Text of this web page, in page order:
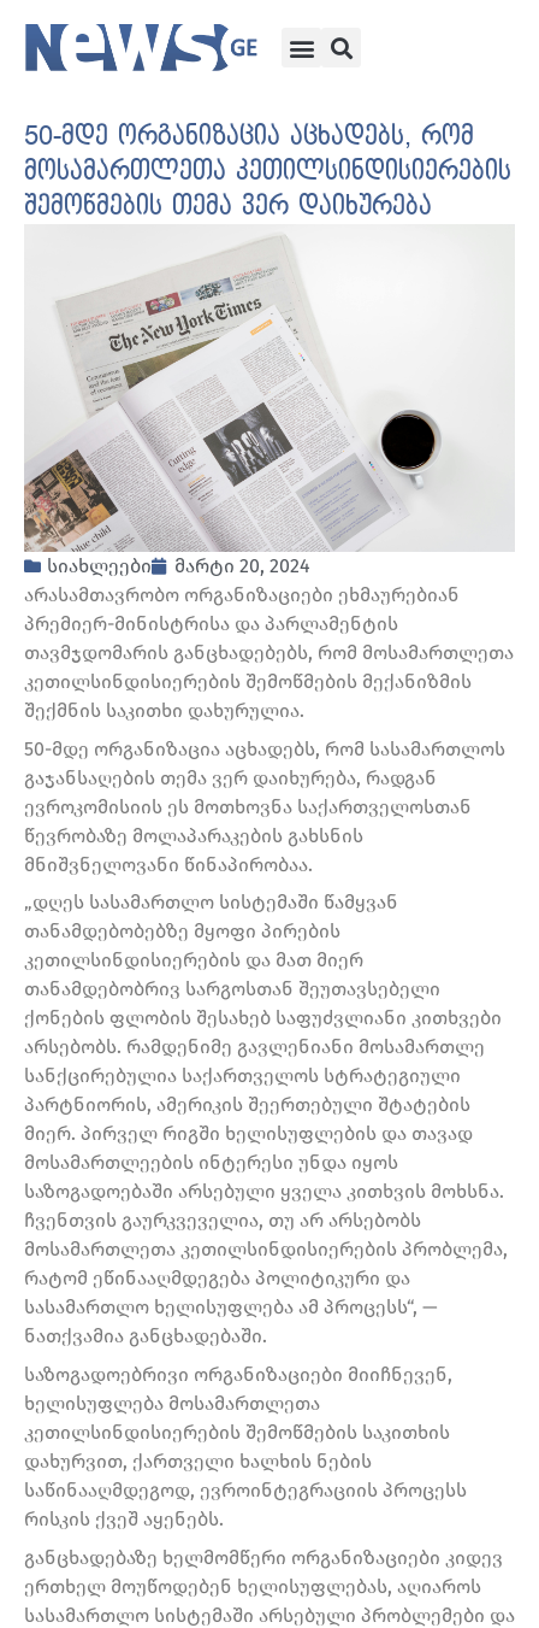
50-მდე ორგანიზაცია აცხადებს, რომ
მოსამართლეთა კეთილსინდისიერების
შემოწმების თემა ვერ დაიხურება
სიახლეები
მარტი 20, 2024
არასამთავრობო ორგანიზაციები ეხმაურებიან
პრემიერ-მინისტრისა და პარლამენტის
თავმჯდომარის განცხადებებს, რომ მოსამართლეთა
კეთილსინდისიერების შემოწმების მექანიზმის
შექმნის საკითხი დახურულია.
50-მდე ორგანიზაცია აცხადებს, რომ სასამართლოს
გაჯანსაღების თემა ვერ დაიხურება, რადგან
ევროკომისიის ეს მოთხოვნა საქართველოსთან
წევრობაზე მოლაპარაკების გახსნის
მნიშვნელოვანი წინაპირობაა.
„დღეს სასამართლო სისტემაში წამყვან
თანამდებობებზე მყოფი პირების
კეთილსინდისიერების და მათ მიერ
თანამდებობრივ სარგოსთან შეუთავსებელი
ქონების ფლობის შესახებ საფუძვლიანი კითხვები
არსებობს. რამდენიმე გავლენიანი მოსამართლე
სანქცირებულია საქართველოს სტრატეგიული
პარტნიორის, ამერიკის შეერთებული შტატების
მიერ. პირველ რიგში ხელისუფლების და თავად
მოსამართლეების ინტერესი უნდა იყოს
საზოგადოებაში არსებული ყველა კითხვის მოხსნა.
ჩვენთვის გაურკვეველია, თუ არ არსებობს
მოსამართლეთა კეთილსინდისიერების პრობლემა,
რატომ ეწინააღმდეგება პოლიტიკური და
სასამართლო ხელისუფლება ამ პროცესს“, —
ნათქვამია განცხადებაში.
საზოგადოებრივი ორგანიზაციები მიიჩნევენ,
ხელისუფლება მოსამართლეთა
კეთილსინდისიერების შემოწმების საკითხის
დახურვით, ქართველი ხალხის ნების
საწინააღმდეგოდ, ევროინტეგრაციის პროცესს
რისკის ქვეშ აყენებს.
განცხადებაზე ხელმომწერი ორგანიზაციები კიდევ
ერთხელ მოუწოდებენ ხელისუფლებას, აღიაროს
სასამართლო სისტემაში არსებული პრობლემები და